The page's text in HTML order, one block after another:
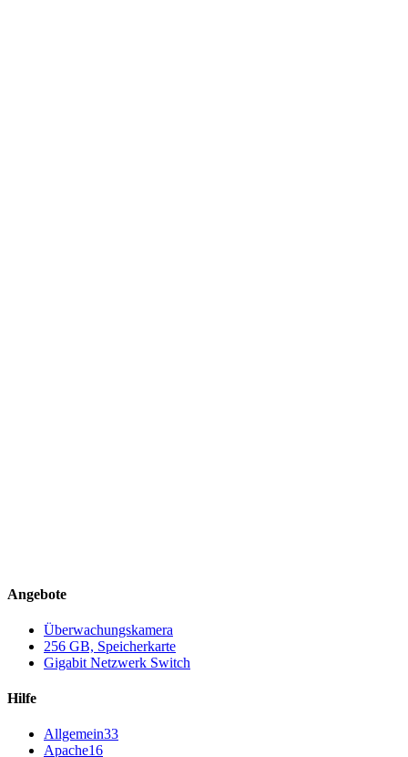
Angebote
Überwachungskamera
256 GB, Speicherkarte
Gigabit Netzwerk Switch
Hilfe
Allgemein33
Apache16